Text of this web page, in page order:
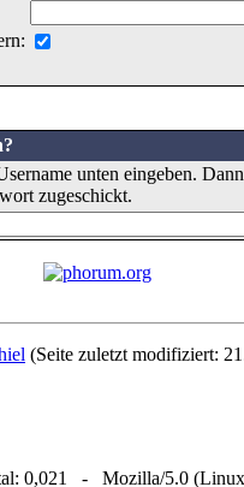
unten eingeben.
zugeschickt.
(Seite zuletzt modifiziert:
0,021 - Mozilla/5.0